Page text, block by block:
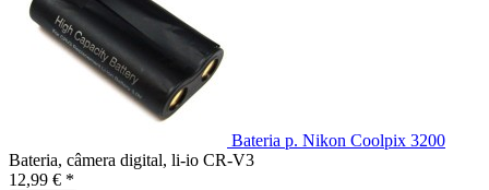
Bateria p. Nikon Coolpix 3200
Bateria, câmera digital, li-io CR-V3
12,99 € *